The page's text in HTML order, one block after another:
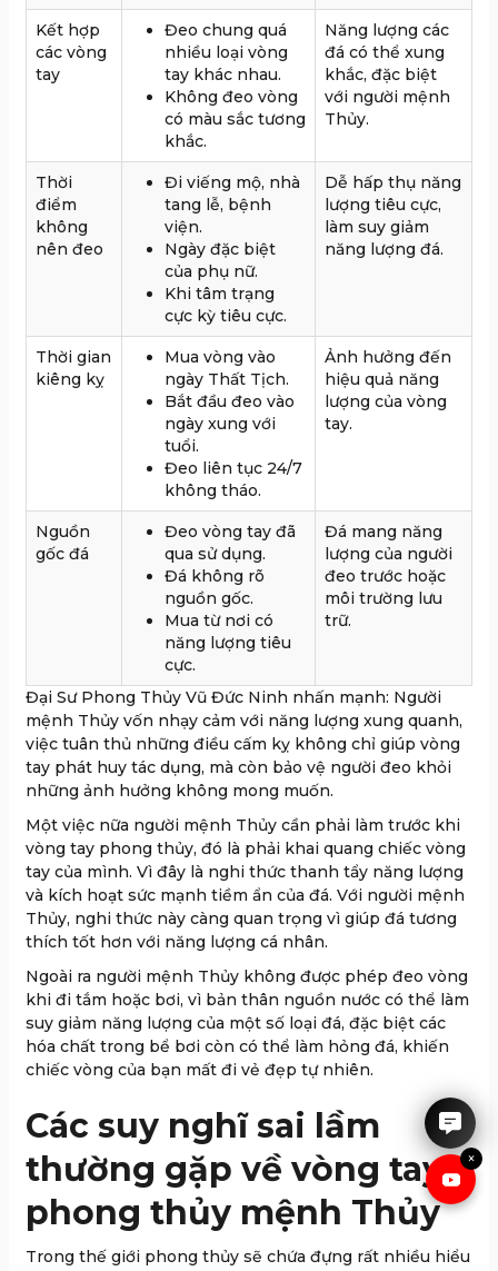
×
Kết hợp
các vòng
tay
Đeo chung quá
nhiều loại vòng
tay khác nhau.
Không đeo vòng
có màu sắc tương
khắc.
Năng lượng các
đá có thể xung
khắc, đặc biệt
với người mệnh
Thủy.
Thời
điểm
không
nên đeo
Đi viếng mộ, nhà
tang lễ, bệnh
viện.
Ngày đặc biệt
của phụ nữ.
Khi tâm trạng
cực kỳ tiêu cực.
Dễ hấp thụ năng
lượng tiêu cực,
làm suy giảm
năng lượng đá.
Thời gian
kiêng kỵ
Mua vòng vào
ngày Thất Tịch.
Bắt đầu đeo vào
ngày xung với
tuổi.
Đeo liên tục 24/7
không tháo.
Ảnh hưởng đến
hiệu quả năng
lượng của vòng
tay.
Nguồn
gốc đá
Đeo vòng tay đã
qua sử dụng.
Đá không rõ
nguồn gốc.
Mua từ nơi có
năng lượng tiêu
cực.
Đá mang năng
lượng của người
đeo trước hoặc
môi trường lưu
trữ.
Đại Sư Phong Thủy Vũ Đức Ninh nhấn mạnh: Người
mệnh Thủy vốn nhạy cảm với năng lượng xung quanh,
việc tuân thủ những điều cấm kỵ không chỉ giúp vòng
tay phát huy tác dụng, mà còn bảo vệ người đeo khỏi
những ảnh hưởng không mong muốn.
Một việc nữa người mệnh Thủy cần phải làm trước khi
vòng tay phong thủy, đó là phải khai quang chiếc vòng
tay của mình. Vì đây là nghi thức thanh tẩy năng lượng
và kích hoạt sức mạnh tiềm ẩn của đá. Với người mệnh
Thủy, nghi thức này càng quan trọng vì giúp đá tương
thích tốt hơn với năng lượng cá nhân.
Ngoài ra người mệnh Thủy không được phép đeo vòng
khi đi tắm hoặc bơi, vì bản thân nguồn nước có thể làm
suy giảm năng lượng của một số loại đá, đặc biệt các
hóa chất trong bể bơi còn có thể làm hỏng đá, khiến
chiếc vòng của bạn mất đi vẻ đẹp tự nhiên.
Các suy nghĩ sai lầm
thường gặp về vòng tay
phong thủy mệnh Thủy
Trong thế giới phong thủy sẽ chứa đựng rất nhiều hiểu
IRUBY rất hân hạnh được tư
vấn cho anh chị.